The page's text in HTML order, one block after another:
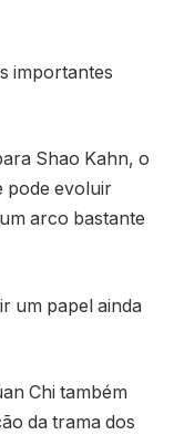
importantes
Shao Kahn, o
pode evoluir
arco bastante
um papel ainda
Chi também
da trama dos